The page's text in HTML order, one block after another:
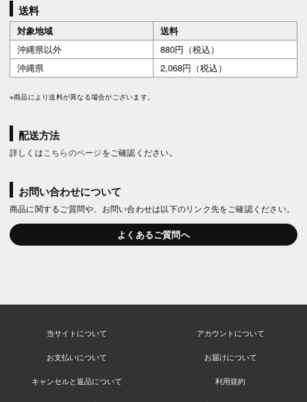
送料
対象地域
送料
沖縄県以外
880円（税込）
沖縄県
2,068円（税込）
※商品により送料が異なる場合がございます。
配送方法
詳しくは こちらのページをご確認ください。
お問い合わせについて
商品に関するご質問や、お問い合わせは以下のリンク先をご確認ください。
よくあるご質問へ
当サイトについて アカウントについて
お支払いについて お届けについて
キャンセルと返品について 利用規約